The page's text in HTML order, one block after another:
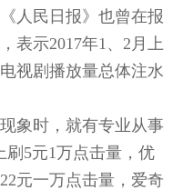
人民日报》也曾在报
表示2017年1、2月上
视剧播放量总体注水
象时，就有专业从事
刷5元1万点击量，优
元一万点击量，爱奇